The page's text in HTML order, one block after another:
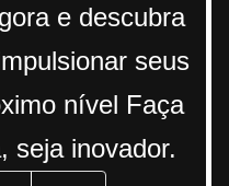
e descubra
seus
nível Faça
seja inovador.